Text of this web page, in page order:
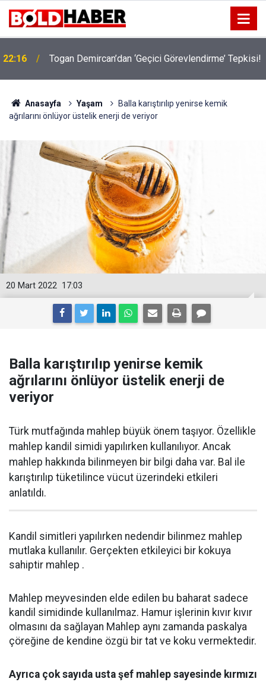
22:16 Togan Demircan’dan ‘Geçici Görevlendirme’ Tepkisi!
19:32 Sıcak Havalarda Ödem Şikayetini Hafife Almayın!
Anasayfa Yaşam
Balla karıştırılıp yenirse kemik
ağrılarını önlüyor üstelik enerji de veriyor
17:03
20 Mart 2022
Balla karıştırılıp yenirse kemik
ağrılarını önlüyor üstelik enerji de
veriyor
Türk mutfağında mahlep büyük önem taşıyor. Özellikle
mahlep kandil simidi yapılırken kullanılıyor. Ancak
mahlep hakkında bilinmeyen bir bilgi daha var. Bal ile
karıştırılıp tüketilince vücut üzerindeki etkileri
anlatıldı.
Kandil simitleri yapılırken nedendir bilinmez mahlep
mutlaka kullanılır. Gerçekten etkileyici bir kokuya
sahiptir mahlep .
Mahlep meyvesinden elde edilen bu baharat sadece
kandil simidinde kullanılmaz. Hamur işlerinin kıvır kıvır
olmasını da sağlayan Mahlep aynı zamanda paskalya
çöreğine de kendine özgü bir tat ve koku vermektedir.
Ayrıca çok sayıda usta şef mahlep sayesinde kırmızı